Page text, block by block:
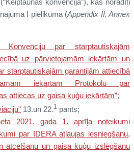
konvencija”), kas norādīti
I pielikumā (Appendix II, Annex
Konvenciju par starptautiskajām
uz pārvietojamām iekārtām un
starptautiskajām garantijām attiecībā
iekārtām Protokolu par
attiecas uz gaisa kuģu iekārtām”;
13.un 22.1 pants;
2021. gada 1. aprīļa noteikumi
par IDERA atļaujas iesniegšanu,
atcelšanu un gaisa kuģu izslēgšanu